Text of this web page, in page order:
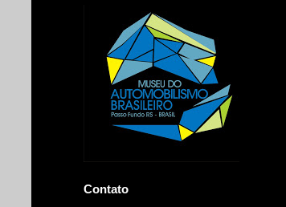
Contato